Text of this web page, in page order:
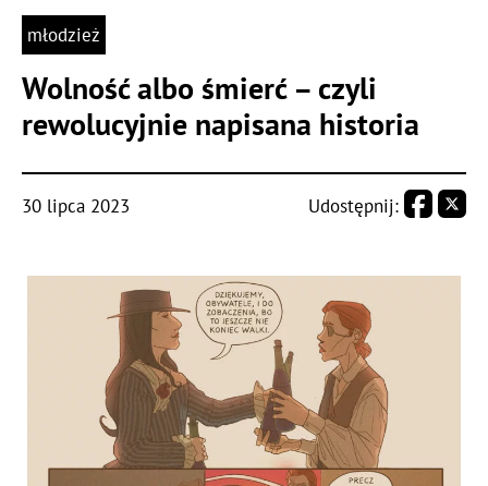
młodzież
Wolność albo śmierć – czyli
rewolucyjnie napisana historia
30 lipca 2023 Udostępnij: